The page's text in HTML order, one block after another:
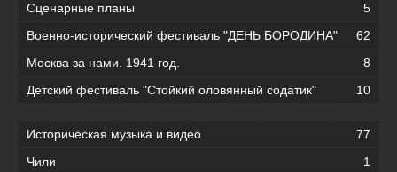
Сценарные планы
5
Военно-исторический фестиваль "ДЕНЬ БОРОДИНА"
62
Москва за нами. 1941 год.
8
Детский фестиваль "Стойкий оловянный содатик"
10
Историческая музыка и видео
77
Чили
1